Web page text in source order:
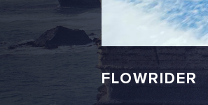
FLOWRIDER